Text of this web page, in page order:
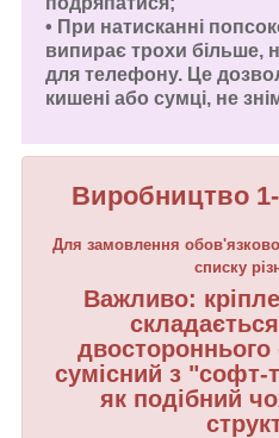
• При натисканні
випирає трохи більше,
для телефону. Це
кишені або сумці, не
Виробництво
Для замовлення
списку
Важливо:
двостороннього
сумісний з "софт-
як подібний